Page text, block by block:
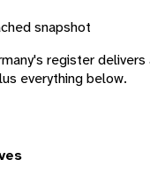
snapshot
's register delivers
everything below.